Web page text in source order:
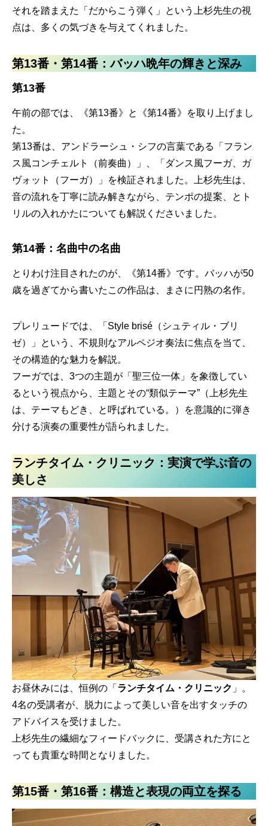
それを踏まえた「だからこう弾く」という上杉先生の視
点は、多くの気づきを与えてくれました。
第13番・第14番：バッハ晩年の輝きと深み
第13番
午前の部では、《第13番》と《第14番》を取り上げまし
た。
第13番は、アンドラーシュ・シフの言葉である「フラン
ス風コンチェルト（前奏曲）」、「ダンス風フーガ、ガ
ヴォット（フーガ）」を検証されました。上杉先生は、
音の流れを丁寧に読み解きながら、テンポの提案、とト
リルの入れかたについても解説くださいました。
第14番：名曲中の名曲
とりわけ注目されたのが、《第14番》です。バッハが50
歳を過ぎてから書いたこの作品は、まさに円熟の名作。
プレリュードでは、「Style brisé（シュティル・ブリ
ゼ）」という、不規則なアルペジオ奏法に焦点を当て、
その構造的な魅力を解説。
フーガでは、3つの主題が「聖三位一体」を象徴してい
るという視点から、主題とその“類似テーマ”（上杉先生
は、テーマもどき、と呼ばれている。）を意識的に弾き
分ける演奏の重要性が語られました。
ランチタイム・クリニック：実演で学ぶ音の
美しさ
お昼休みには、恒例の「 ランチタイム・クリニック 」。
4名の受講者が、脱力によって美しい音を出すタッチの
アドバイスを受けました。
上杉先生の繊細なフィードバックに、受講された方にと
っても貴重な時間となりました。
第15番・第16番：構造と表現の両立を探る